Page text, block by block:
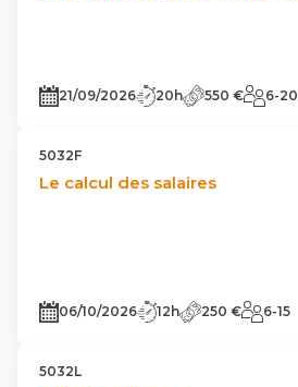
21/09/2026 20h 550 € 6-20
5032F
Le calcul des salaires
06/10/2026 12h 250 € 6-15
5032L